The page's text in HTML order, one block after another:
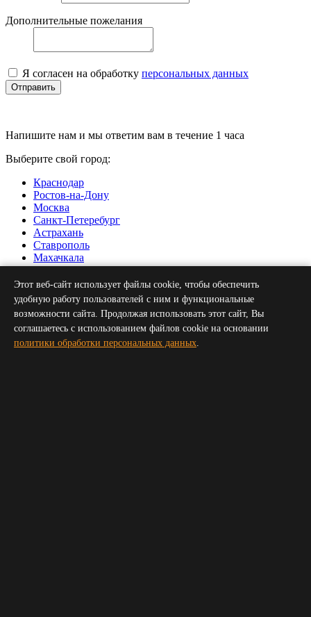
Дополнительные пожелания
Я согласен на обработку персональных данных
Отправить
Напишите нам и мы ответим вам в течение 1 часа
Выберите свой город:
Краснодар
Ростов-на-Дону
Москва
Санкт-Петеребург
Астрахань
Ставрополь
Махачкала
Нальчик
Грозный
Севастополь
Симферополь
Волгоград
Пятигорск
Сочи
Этот веб-сайт использует файлы cookie, чтобы обеспечить
удобную работу пользователей с ним и функциональные
возможности сайта. Продолжая использовать этот сайт, Вы
соглашаетесь с использованием файлов cookie на основании
политики обработки персональных данных.